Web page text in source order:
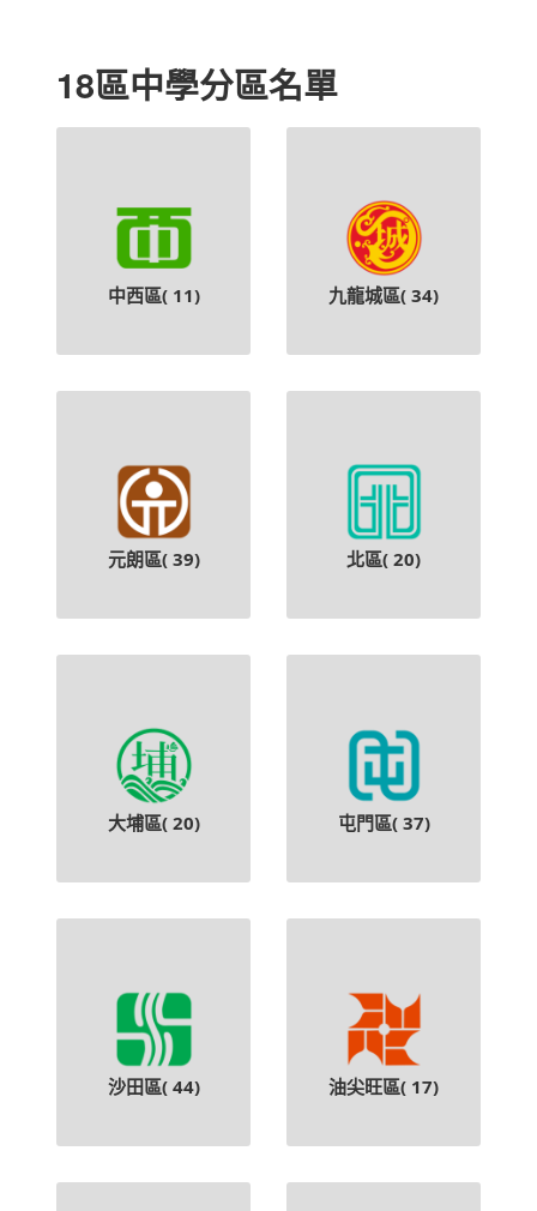
18區中學分區名單
中西區( 11) 九龍城區( 34)
元朗區( 39) 北區( 20)
大埔區( 20) 屯門區( 37)
沙田區( 44) 油尖旺區( 17)